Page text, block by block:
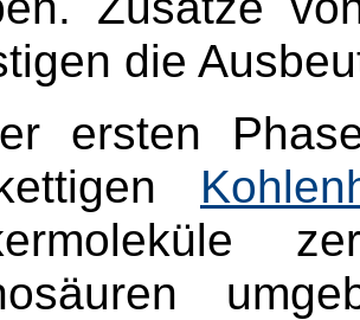
die
ersten